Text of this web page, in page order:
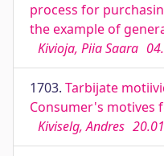
process for
the example of
Kivioja, Piia Saara
1703. Tarbijate
Consumer's motives
Kiviselg, Andres